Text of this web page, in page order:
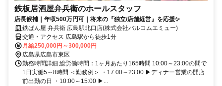
鉄板居酒屋弁兵衛のホールスタッフ
店長候補｜年収500万円可｜将来の『独立/店舗経営』を応援✨
鉄ぱん屋 弁兵衛 広島駅北口店(株式会社バルコムエミュー)
交通・アクセス 広島駅から徒歩1分
月給250,000円～300,000円
広島県広島市東区
勤務時間詳細 総労働時間：1ヶ月あたり165時間 10:00～23:00の間で
1日実働5～8時間 ＜勤務例＞ ・17:00～23:00 ▶ディナー営業の開店
前出勤の日 ・10:00～15:00 ▶...